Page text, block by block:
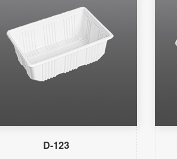
D-123